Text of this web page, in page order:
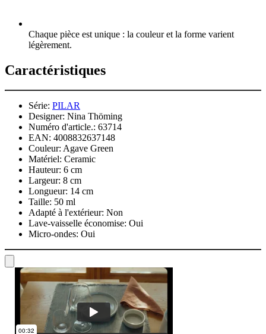
Chaque pièce est unique : la couleur et la forme varient
légèrement.
Caractéristiques
Série: PILAR
Designer: Nina Thöming
Numéro d'article.: 63714
EAN: 4008832637148
Couleur: Agave Green
Matériel: Ceramic
Hauteur: 6 cm
Largeur: 8 cm
Longueur: 14 cm
Taille: 50 ml
Adapté à l'extérieur: Non
Lave-vaisselle économise: Oui
Micro-ondes: Oui